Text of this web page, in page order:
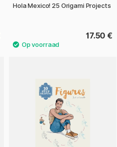
Hola Mexico! 25 Origami Projects
17.50 €